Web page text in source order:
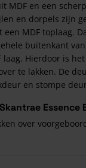
MDF en een
en dorpels zijn
MDF toplaag.
buitenkant
laag. Hierdoor is
te lakken. De
en stompe
Essence
over
Nemef